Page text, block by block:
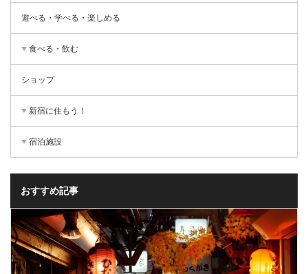
遊べる・学べる・楽しめる
食べる・飲む
ショップ
新宿に住もう！
宿泊施設
おすすめ記事